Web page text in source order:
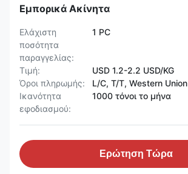
Εμπορικά Ακίνητα
Ελάχιστη
ποσότητα
παραγγελίας:
1 PC
Τιμή:
USD 1.2-2.2 USD/KG
Όροι πληρωμής:
L/C, T/T, Western Union
Ικανότητα
εφοδιασμού:
1000 τόνοι το μήνα
Ερώτηση Τώρα